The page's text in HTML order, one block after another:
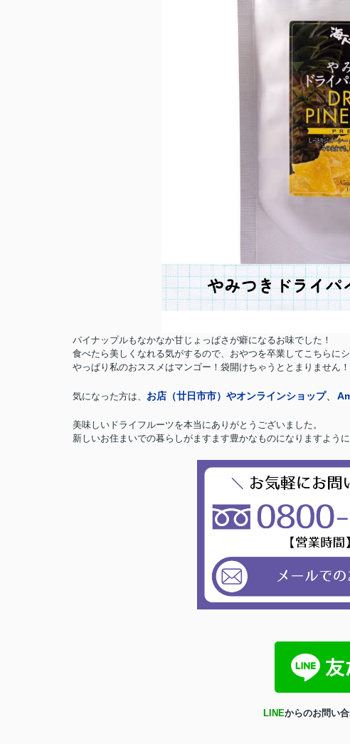
パイナップルもなかなか甘じょっぱさが癖になるお味でした！
食べたら美しくなれる気がするので、おやつを卒業してこちらに
やっぱり私のおススメはマンゴー！袋開けちゃうととまりません！
気になった方は、 お店（廿日市市）やオンラインショップ、
美味しいドライフルーツを本当にありがとうございました。
新しいお住まいでの暮らしがますます豊かなものになりますように
LINEからのお問い